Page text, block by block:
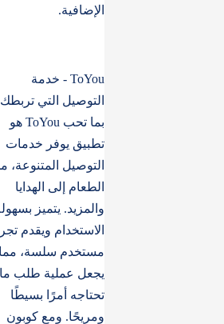
الإضافية.
ToYou - خدمة
التوصيل التي تربطك
بما تحب ToYou هو
تطبيق يوفر خدمات
التوصيل المتنوعة، من
الطعام إلى الهدايا
والمزيد. يتميز بسهولة
الاستخدام ويقدم تجربة
مستخدم سلسة، مما
يجعل عملية طلب ما
تحتاجه أمرًا بسيطًا
ومريحًا. ومع كوبون